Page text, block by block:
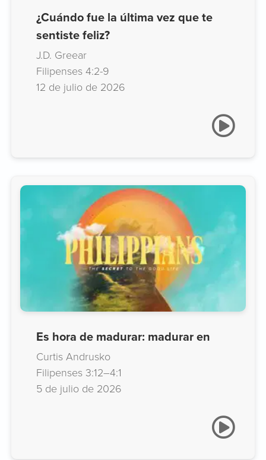
¿Cuándo fue la última vez que te
sentiste feliz?
J.D. Greear
Filipenses 4:2-9
12 de julio de 2026
Es hora de madurar: madurar en
Curtis Andrusko
Filipenses 3:12–4:1
5 de julio de 2026